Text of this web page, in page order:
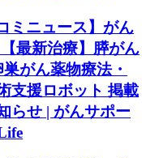
ミニュース】がん
最新治療】膵がん
がん薬物療法・
支援ロボット 掲載
らせ | がんサポー